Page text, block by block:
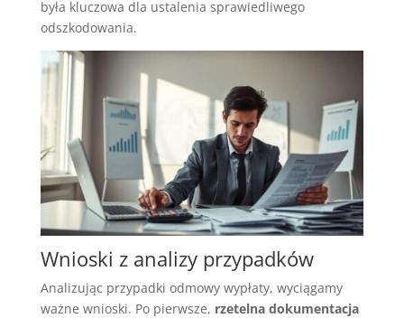
była kluczowa dla ustalenia sprawiedliwego
odszkodowania.
Wnioski z analizy przypadków
Analizując przypadki odmowy wypłaty, wyciągamy
ważne wnioski. Po pierwsze, rzetelna dokumentacja